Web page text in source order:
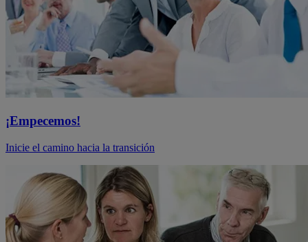
¡Empecemos!
Inicie el camino hacia la transición